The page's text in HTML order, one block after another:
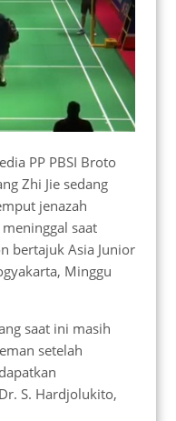
PP PBSI Broto
Zhi Jie sedang
jenazah
saat
bertajuk Asia Junior
Minggu
saat ini masih
setelah
S. Hardjolukito,